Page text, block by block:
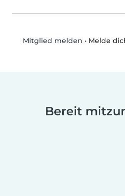
Mitglied melden • Melde
Bereit